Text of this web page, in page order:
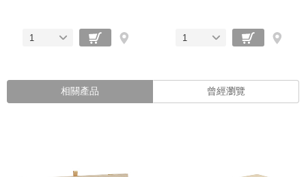
1 1
相關產品 曾經瀏覽